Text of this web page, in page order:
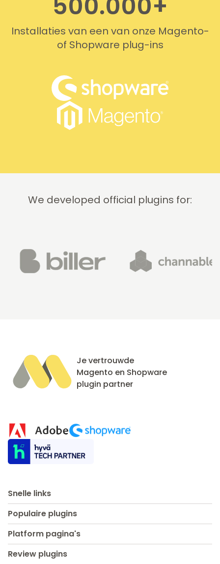
Installaties van een van onze Magento-
of Shopware plug-ins
We developed official plugins for:
Je vertrouwde
Magento en Shopware
plugin partner
Snelle links
Populaire plugins
Platform pagina's
Review plugins